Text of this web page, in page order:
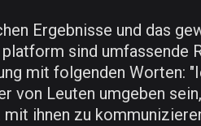
Ergebnisse und das
sind umfassende
mit folgenden Worten:
von Leuten umgeben
ihnen zu